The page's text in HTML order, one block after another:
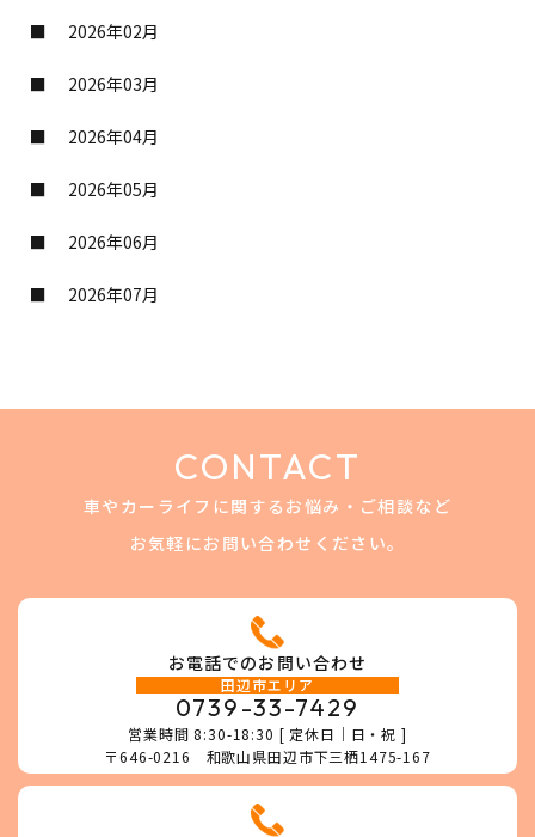
2026年02月
2026年03月
2026年04月
2026年05月
2026年06月
2026年07月
CONTACT
車やカーライフに関するお悩み・ご相談など
お気軽にお問い合わせください。
お電話でのお問い合わせ
田辺市エリア
0739-33-7429
営業時間 8:30-18:30 [ 定休日｜日・祝 ]
〒646-0216 和歌山県田辺市下三栖1475-167